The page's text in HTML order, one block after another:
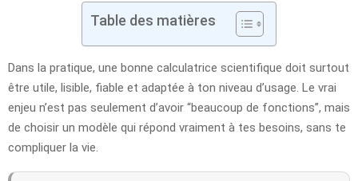
Table des matières
Dans la pratique, une bonne calculatrice scientifique doit surtout
être utile, lisible, fiable et adaptée à ton niveau d’usage. Le vrai
enjeu n’est pas seulement d’avoir “beaucoup de fonctions”, mais
de choisir un modèle qui répond vraiment à tes besoins, sans te
compliquer la vie.